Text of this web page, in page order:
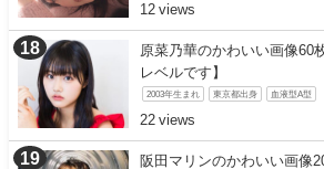
12
原菜乃華のかわいい画像60
レベルです】
2003年生まれ 東京都出身 血液型A型
22
阪田マリンのかわいい画像